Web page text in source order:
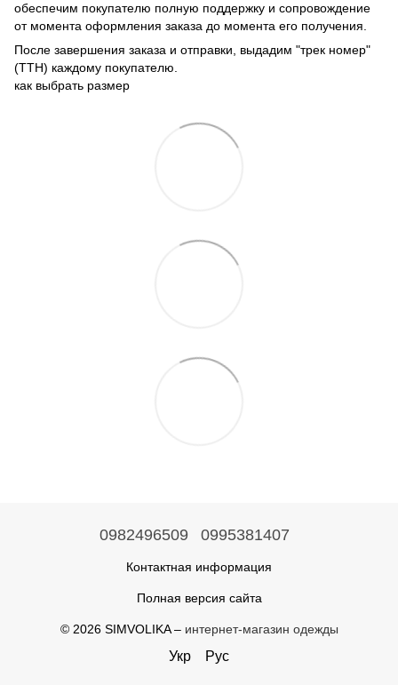
обеспечим покупателю полную поддержку и сопровождение
от момента оформления заказа до момента его получения.
После завершения заказа и отправки, выдадим "трек номер"
(ТТН) каждому покупателю.
как выбрать размер
0982496509 0995381407
Контактная информация
Полная версия сайта
© 2026 SIMVOLIKA – интернет-магазин одежды
Укр Рус